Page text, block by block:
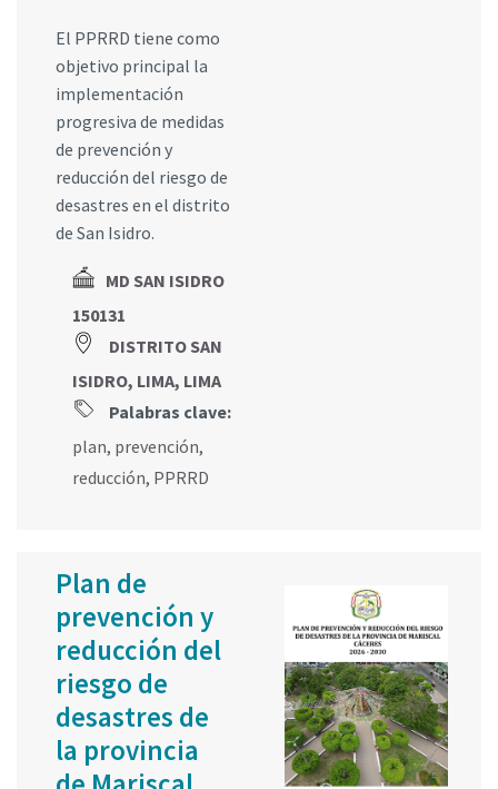
El PPRRD tiene como
objetivo principal la
implementación
progresiva de medidas
de prevención y
reducción del riesgo de
desastres en el distrito
de San Isidro.
MD SAN ISIDRO
150131
DISTRITO SAN
ISIDRO, LIMA, LIMA
Palabras clave:
plan, prevención,
reducción, PPRRD
Plan de
prevención y
reducción del
riesgo de
desastres de
la provincia